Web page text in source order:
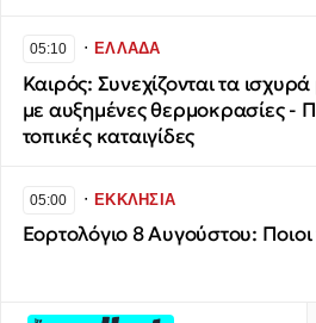
05:10 ∙ΕΛΛΑΔΑ
Καιρός: Συνεχίζονται τα
με αυξημένες θερμοκρασίες -
τοπικές καταιγίδες
05:00 ∙ΕΚΚΛΗΣΙΑ
Εορτολόγιο 8 Αυγούστου: